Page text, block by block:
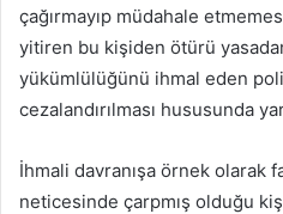
çağırmayıp müdahale
yitiren bu kişiden ötürü
yükümlülüğünü ihmal eden
cezalandırılması hususunda
İhmali davranışa örnek olarak
neticesinde çarpmış olduğu